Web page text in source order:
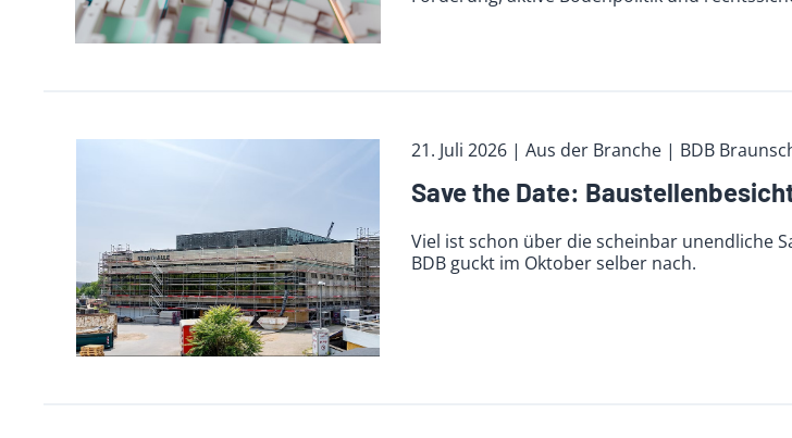
21. Juli 2026 | Aus der Branche | BDB
Save the Date:
Viel ist schon über die scheinbar unendliche
BDB guckt im Oktober selber nach.